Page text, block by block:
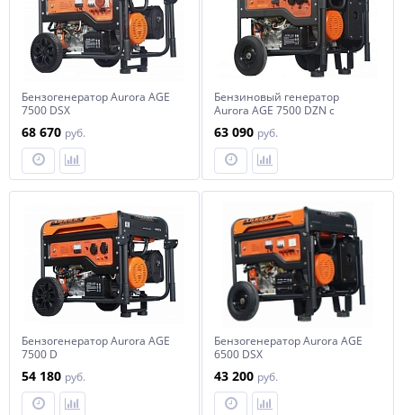
Бензогенератор Aurora AGE
7500 DSX
68 670 руб.
Бензиновый генератор
Aurora AGE 7500 DZN с
63 090 руб.
Бензогенератор Aurora AGE
7500 D
54 180 руб.
Бензогенератор Aurora AGE
6500 DSX
43 200 руб.